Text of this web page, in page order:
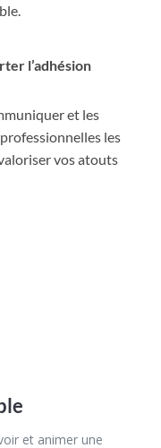
l’adhésion
et les
les
vos atouts
et animer une